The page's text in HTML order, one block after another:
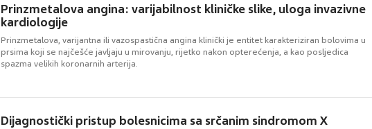
Prinzmetalova angina: varijabilnost kliničke slike, uloga invazivne
kardiologije
Prinzmetalova, varijantna ili vazospastična angina klinički je entitet karakteriziran bolovima u
prsima koji se najčešće javljaju u mirovanju, rijetko nakon opterećenja, a kao posljedica
spazma velikih koronarnih arterija.
Dijagnostički pristup bolesnicima sa srčanim sindromom X